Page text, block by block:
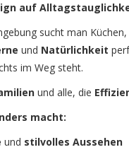
auf
sucht man Küchen,
und Natürlichkeit
im Weg steht.
und alle, die
macht:
und stilvolles Aussehen